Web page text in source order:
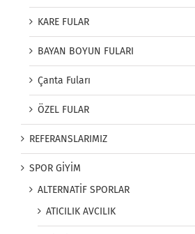
KARE FULAR
BAYAN BOYUN FULARI
Çanta Fuları
ÖZEL FULAR
REFERANSLARIMIZ
SPOR GİYİM
ALTERNATİF SPORLAR
ATICILIK AVCILIK